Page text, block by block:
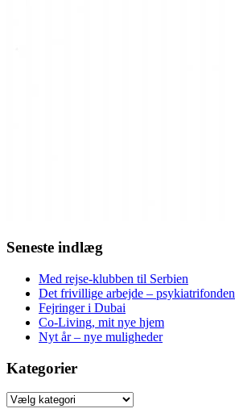
Seneste indlæg
Med rejse-klubben til Serbien
Det frivillige arbejde – psykiatrifonden
Fejringer i Dubai
Co-Living, mit nye hjem
Nyt år – nye muligheder
Kategorier
Kategorier